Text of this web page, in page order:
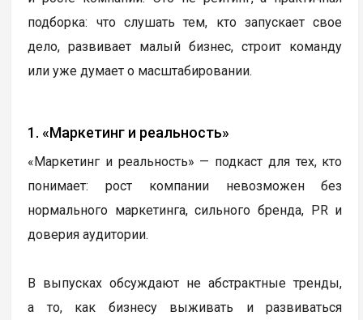
подборка: что слушать тем, кто запускает свое
дело, развивает малый бизнес, строит команду
или уже думает о масштабировании.
1. «Маркетинг и реальность»
«Маркетинг и реальность» — подкаст для тех, кто
понимает: рост компании невозможен без
нормального маркетинга, сильного бренда, PR и
доверия аудитории.
В выпусках обсуждают не абстрактные тренды,
а то, как бизнесу выживать и развиваться